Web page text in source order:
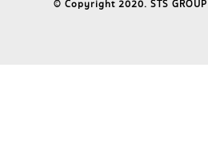
© Copyright 2020. STS